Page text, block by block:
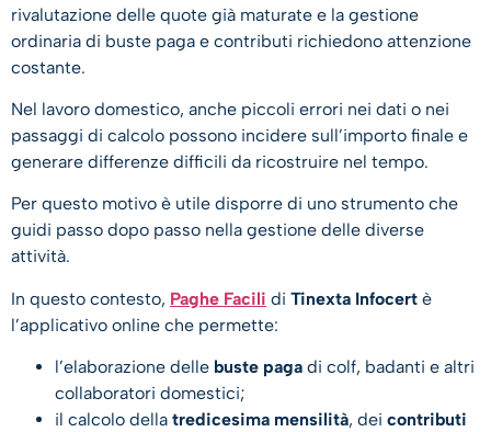
rivalutazione delle quote già maturate e la gestione
ordinaria di buste paga e contributi richiedono attenzione
costante.
Nel lavoro domestico, anche piccoli errori nei dati o nei
passaggi di calcolo possono incidere sull’importo finale e
generare differenze difficili da ricostruire nel tempo.
Per questo motivo è utile disporre di uno strumento che
guidi passo dopo passo nella gestione delle diverse
attività.
In questo contesto, Paghe Facili di Tinexta Infocert è
l’applicativo online che permette:
l’elaborazione delle buste paga di colf, badanti e altri
collaboratori domestici;
il calcolo della tredicesima mensilità, dei contributi